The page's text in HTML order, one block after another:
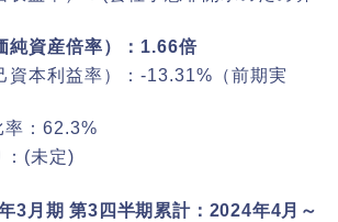
純資産倍率）：1.66倍
資本利益率）：-13.31%（前期実
率：62.3%
：(未定)
3月期 第3四半期累計：2024年4月～